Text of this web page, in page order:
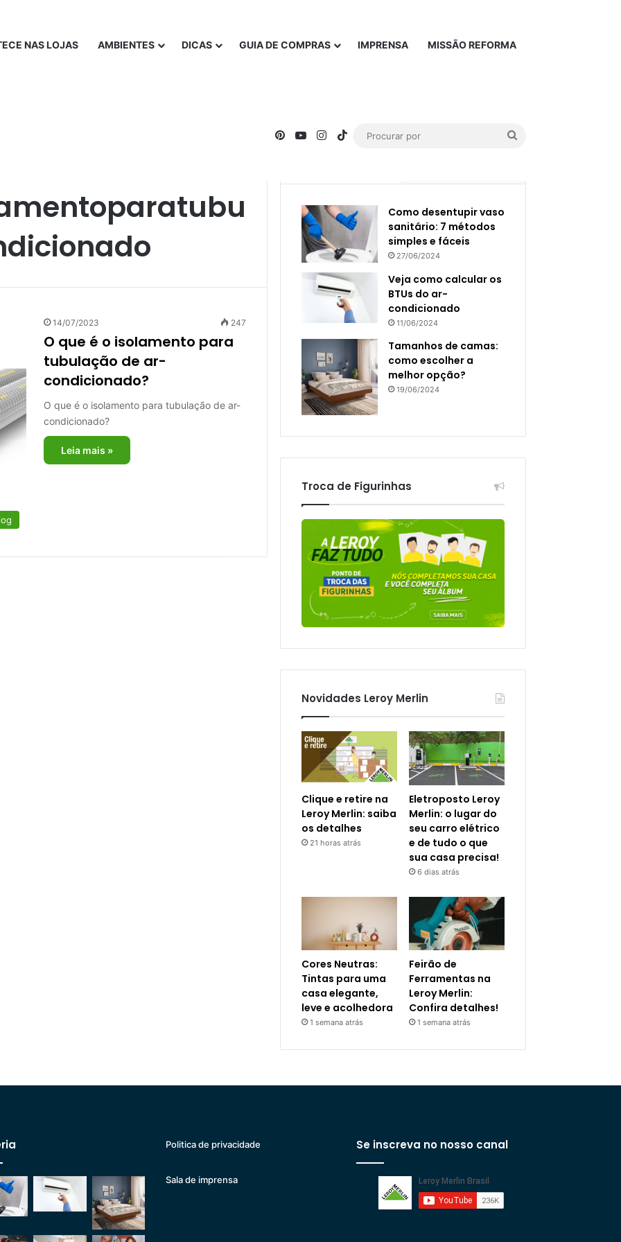
NAS LOJAS AMBIENTES DICAS GUIA DE COMPRAS IMPRENSA MISSÃO REFORMA
PinterestYouTubeInstagram
TikTok
14/07/2023 247
O que é o isolamento para
tubulação de ar-
condicionado?
O que é o isolamento para tubulação de ar-
condicionado?
Leia mais »
Como desentupir vaso
sanitário: 7 métodos
simples e fáceis
27/06/2024
Veja como calcular os
BTUs do ar-
condicionado
11/06/2024
Tamanhos de camas:
como escolher a
melhor opção?
19/06/2024
Troca de Figurinhas
Novidades Leroy Merlin
Clique e retire na
Leroy Merlin: saiba
os detalhes
21 horas atrás
Eletroposto Leroy
Merlin: o lugar do
seu carro elétrico
e de tudo o que
sua casa precisa!
6 dias atrás
Cores Neutras:
Tintas para uma
casa elegante,
leve e acolhedora
1 semana atrás
Feirão de
Ferramentas na
Leroy Merlin:
Confira detalhes!
1 semana atrás
Politica de privacidade
Sala de imprensa
Se inscreva no nosso canal